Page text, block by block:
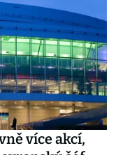
více akcí,